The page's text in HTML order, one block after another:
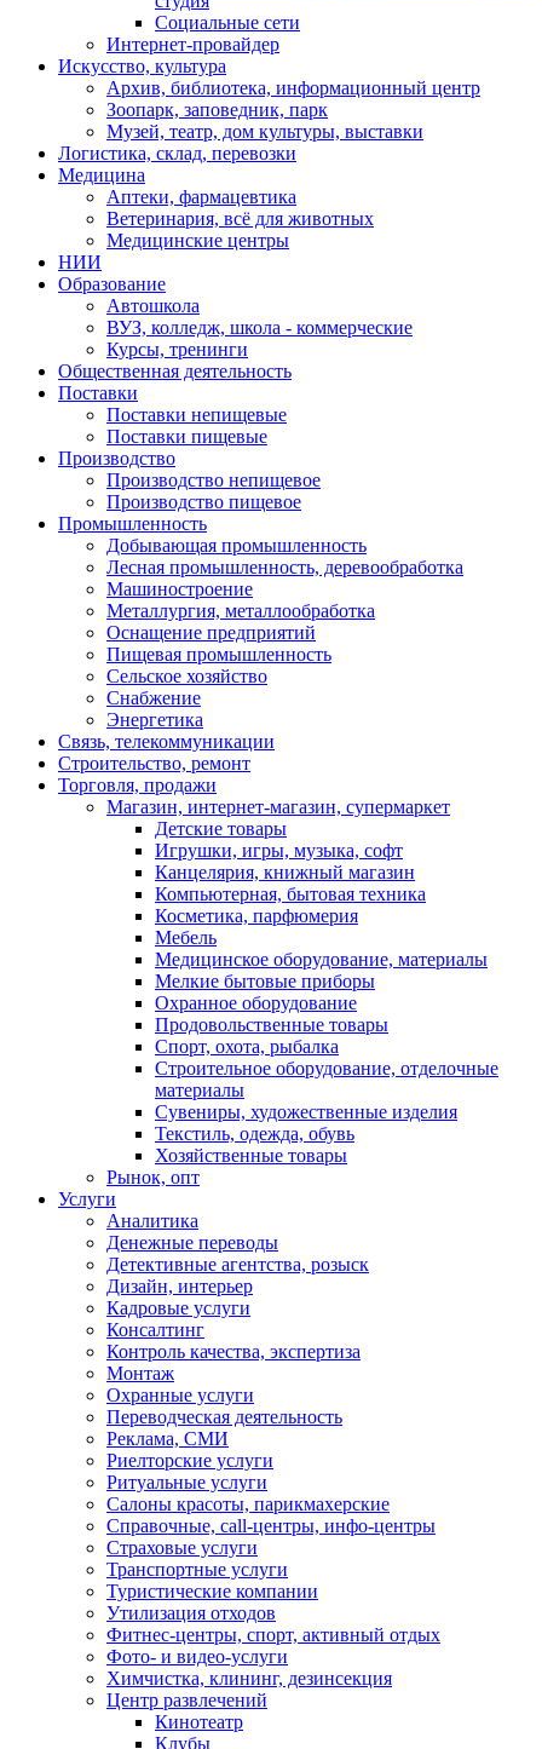
Социальные сети
Интернет-провайдер
Искусство, культура
Архив, библиотека, информационный центр
Зоопарк, заповедник, парк
Музей, театр, дом культуры, выставки
Логистика, склад, перевозки
Медицина
Аптеки, фармацевтика
Ветеринария, всё для животных
Медицинские центры
НИИ
Образование
Автошкола
ВУЗ, колледж, школа - коммерческие
Курсы, тренинги
Общественная деятельность
Поставки
Поставки непищевые
Поставки пищевые
Производство
Производство непищевое
Производство пищевое
Промышленность
Добывающая промышленность
Лесная промышленность, деревообработка
Машиностроение
Металлургия, металлообработка
Оснащение предприятий
Пищевая промышленность
Сельское хозяйство
Снабжение
Энергетика
Связь, телекоммуникации
Строительство, ремонт
Торговля, продажи
Магазин, интернет-магазин, супермаркет
Детские товары
Игрушки, игры, музыка, софт
Канцелярия, книжный магазин
Компьютерная, бытовая техника
Косметика, парфюмерия
Мебель
Медицинское оборудование, материалы
Мелкие бытовые приборы
Охранное оборудование
Продовольственные товары
Спорт, охота, рыбалка
Строительное оборудование, отделочные
материалы
Сувениры, художественные изделия
Текстиль, одежда, обувь
Хозяйственные товары
Рынок, опт
Услуги
Аналитика
Денежные переводы
Детективные агентства, розыск
Дизайн, интерьер
Кадровые услуги
Консалтинг
Контроль качества, экспертиза
Монтаж
Охранные услуги
Переводческая деятельность
Реклама, СМИ
Риелторские услуги
Ритуальные услуги
Салоны красоты, парикмахерские
Справочные, call-центры, инфо-центры
Страховые услуги
Транспортные услуги
Туристические компании
Утилизация отходов
Фитнес-центры, спорт, активный отдых
Фото- и видео-услуги
Химчистка, клининг, дезинсекция
Центр развлечений
Кинотеатр
Клубы